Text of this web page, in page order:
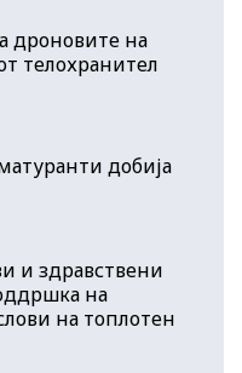
дроновите на
телохранител
добија
и здравствени
на
на топлотен